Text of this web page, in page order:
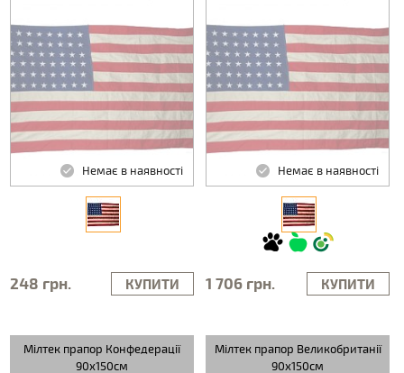
Немає в наявності
248 грн. КУПИТИ
Немає в наявності
1 706 грн. КУПИТИ
Мілтек прапор Конфедерації
90х150см
Мілтек прапор Великобританії
90х150см